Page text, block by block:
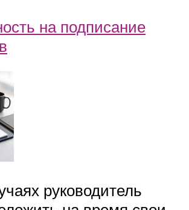
руководитель